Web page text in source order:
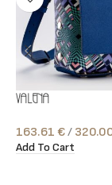
Valena
163.61€
Add To Cart